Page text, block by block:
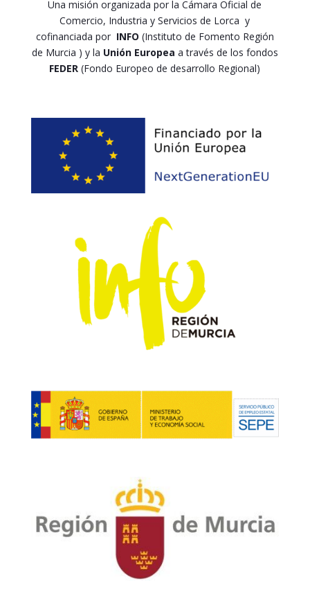
Una misión organizada por la Cámara Oficial de
Comercio, Industria y Servicios de Lorca y
cofinanciada por INFO (Instituto de Fomento Región
de Murcia ) y la Unión Europea a través de los fondos
FEDER (Fondo Europeo de desarrollo Regional)